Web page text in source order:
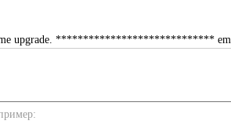
time upgrade. *****************************